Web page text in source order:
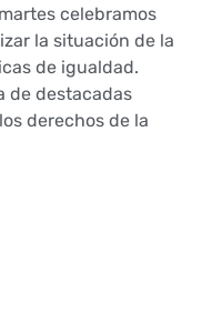
celebramos
la situación de la
de igualdad.
de destacadas
derechos de la